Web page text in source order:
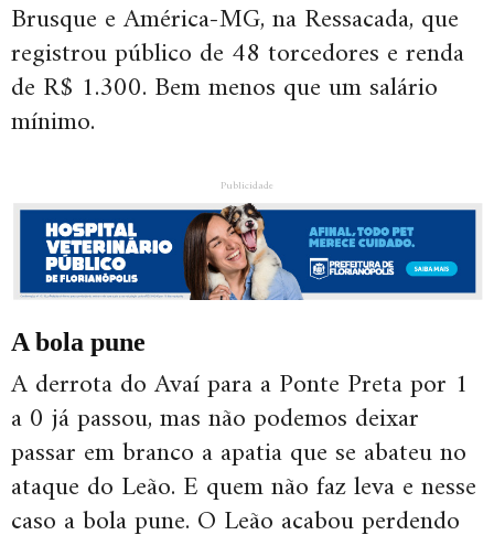
Brusque e América-MG, na Ressacada, que
registrou público de 48 torcedores e renda
de R$ 1.300. Bem menos que um salário
mínimo.
Publicidade
A bola pune
A derrota do Avaí para a Ponte Preta por 1
a 0 já passou, mas não podemos deixar
passar em branco a apatia que se abateu no
ataque do Leão. E quem não faz leva e nesse
caso a bola pune. O Leão acabou perdendo